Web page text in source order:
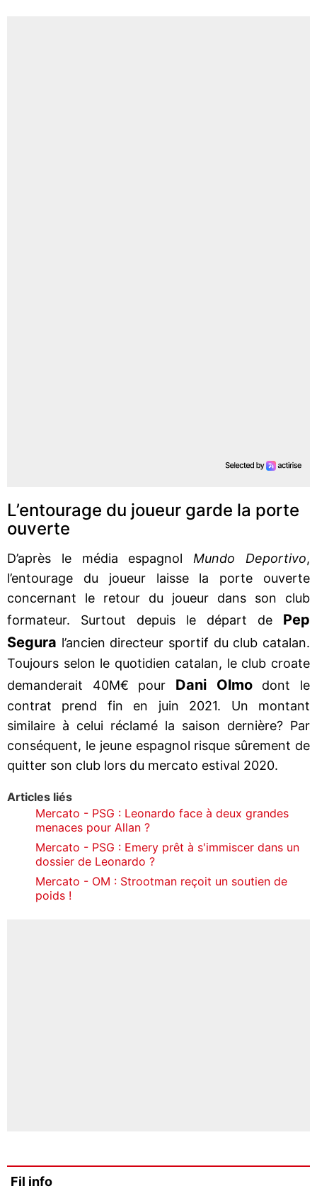
L’entourage du joueur garde la porte
ouverte
D’après le média espagnol Mundo Deportivo,
l’entourage du joueur laisse la porte ouverte
concernant le retour du joueur dans son club
formateur. Surtout depuis le départ de Pep
Segura l’ancien directeur sportif du club catalan.
Toujours selon le quotidien catalan, le club croate
demanderait 40M€ pour Dani Olmodont le
contrat prend fin en juin 2021. Un montant
similaire à celui réclamé la saison dernière? Par
conséquent, le jeune espagnol risque sûrement de
quitter son club lors du mercato estival 2020.
Articles liés
Mercato - PSG : Leonardo face à deux grandes
menaces pour Allan ?
Mercato - PSG : Emery prêt à s'immiscer dans un
dossier de Leonardo ?
Mercato - OM : Strootman reçoit un soutien de
poids !
Fil info